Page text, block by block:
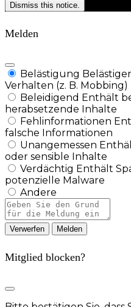
Dismiss this notice.
Melden
Belästigung
Verhalten (z. B. Mobbing)
Beleidigend Enthält
herabsetzende Inhalte
Fehlinformationen
falsche Informationen
Unangemessen
oder sensible Inhalte
Verdächtig Enthält
potenzielle Malware
Andere
Berichtsnotiz
Melden
Mitglied blocken?